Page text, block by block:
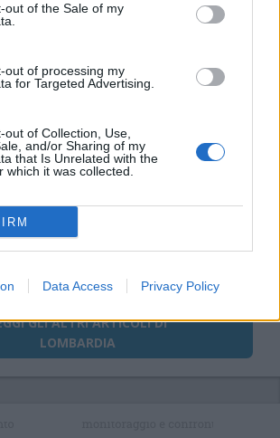
out of the Sale of my
out of processing my
for Targeted Advertising.
out of Collection, Use,
and/or Sharing of my
that Is Unrelated with the
which it was collected.
Data Access Privacy Policy
Tutti gli eventi
di LegnanoNews abbiamo a cuore
nostro territorio e cerchiamo di essere
linea per informarvi in modo puntuale.
GLI ALTRI ARTICOLI DI
LOMBARDIA